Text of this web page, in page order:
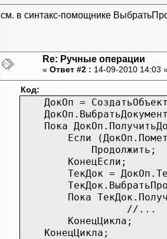
см. в синтакс-помощнике
Re: Ручные операции
« Ответ #2 : 14-09-2010 14:03
Код:
ДокОп =
Пока
Если
Продолжить;
КонецЕсли;
ТекДок =
Пока
//...
КонецЦикла;
КонецЦикла;